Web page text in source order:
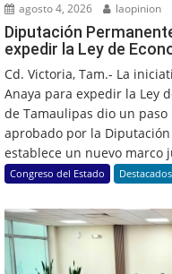
agosto 4, 2026 laopinion
Diputación
expedir la Ley de
Cd. Victoria, Tam.- La
Anaya para expedir la Ley
de Tamaulipas dio un
aprobado por la
establece un nuevo marco
Congreso del Estado Destacados